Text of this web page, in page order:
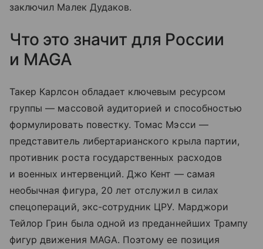
заключил Малек Дудаков.
Что это значит для России
и MAGA
Такер Карлсон обладает ключевым ресурсом
группы — массовой аудиторией и способностью
формулировать повестку. Томас Мэсси —
представитель либертарианского крыла партии,
противник роста государственных расходов
и военных интервенций. Джо Кент — самая
необычная фигура, 20 лет отслужил в силах
спецопераций, экс-сотрудник ЦРУ. Марджори
Тейлор Грин была одной из преданнейших Трампу
фигур движения MAGA. Поэтому ее позиция